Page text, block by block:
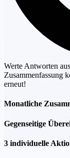
Werte Antworten
Zusammenfassung
erneut!
Monatliche
Gegenseitige
3 individuelle